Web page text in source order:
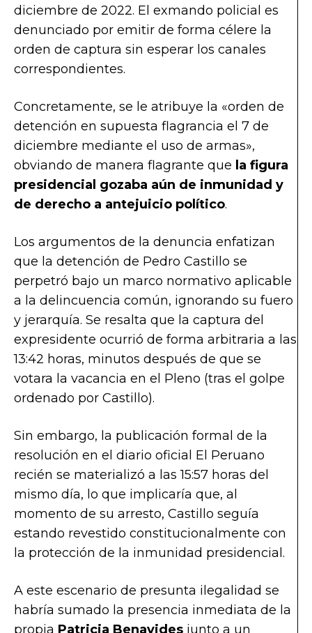
diciembre de 2022. El exmando policial es
denunciado por emitir de forma célere la
orden de captura sin esperar los canales
correspondientes.
Concretamente, se le atribuye la «orden de
detención en supuesta flagrancia el 7 de
diciembre mediante el uso de armas»,
obviando de manera flagrante que la figura
presidencial gozaba aún de inmunidad y
de derecho a antejuicio político.
Los argumentos de la denuncia enfatizan
que la detención de Pedro Castillo se
perpetró bajo un marco normativo aplicable
a la delincuencia común, ignorando su fuero
y jerarquía. Se resalta que la captura del
expresidente ocurrió de forma arbitraria a las
13:42 horas, minutos después de que se
votara la vacancia en el Pleno (tras el golpe
ordenado por Castillo).
Sin embargo, la publicación formal de la
resolución en el diario oficial El Peruano
recién se materializó a las 15:57 horas del
mismo día, lo que implicaría que, al
momento de su arresto, Castillo seguía
estando revestido constitucionalmente con
la protección de la inmunidad presidencial.
A este escenario de presunta ilegalidad se
habría sumado la presencia inmediata de la
propia Patricia Benavides junto a un